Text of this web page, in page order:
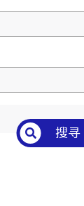
搜寻